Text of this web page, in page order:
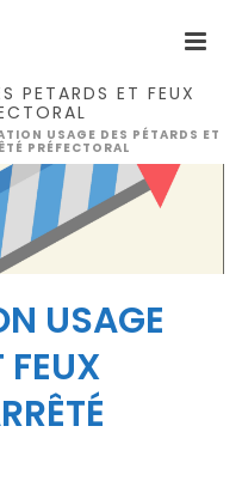
PÉTARDS ET FEUX
USAGE DES PÉTARDS ET
PRÉFECTORAL
USAGE
FEUX